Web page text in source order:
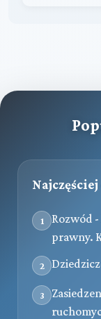
1
Rozwód
prawny.
2
3